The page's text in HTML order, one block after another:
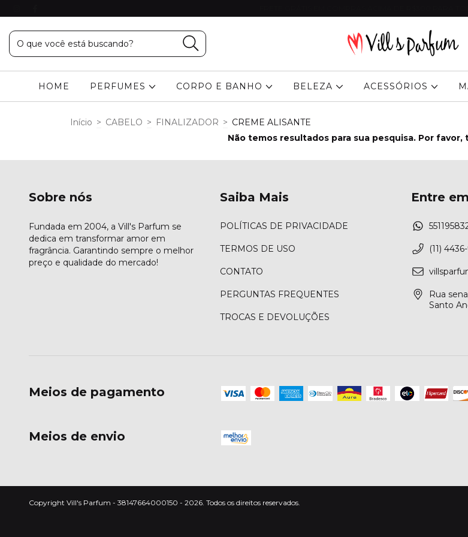
HOME PERFUMES CORPO E BANHO BELEZA ACESSÓRIOS
Início > CABELO > FINALIZADOR > CREME ALISANTE
Não temos resultados para sua pesquisa. Por
Sobre nós
Fundada em 2004, a Vill's Parfum se
dedica em transformar amor em
fragrância. Garantindo sempre o melhor
preço e qualidade do mercado!
Saiba Mais
POLÍTICAS DE PRIVACIDADE
TERMOS DE USO
CONTATO
PERGUNTAS FREQUENTES
TROCAS E DEVOLUÇÕES
Entre
(11)
Rua
Santo
Meios de pagamento
Meios de envio
Copyright Vill's Parfum - 38147664000150 - 2026. Todos os direitos reservados.